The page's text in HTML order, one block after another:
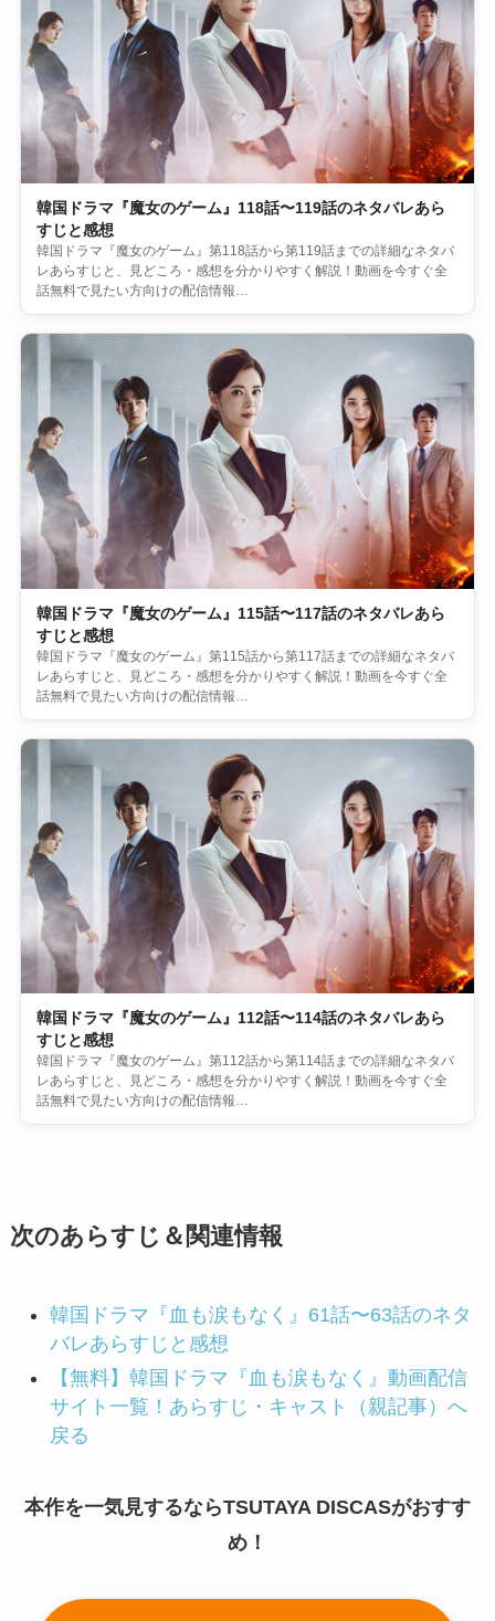
韓国ドラマ『魔女のゲーム』118話〜119話のネタバレあら
すじと感想
韓国ドラマ『魔女のゲーム』第118話から第119話までの詳細なネタバ
レあらすじと、見どころ・感想を分かりやすく解説！動画を今すぐ全
話無料で見たい方向けの配信情報…
韓国ドラマ『魔女のゲーム』115話〜117話のネタバレあら
すじと感想
韓国ドラマ『魔女のゲーム』第115話から第117話までの詳細なネタバ
レあらすじと、見どころ・感想を分かりやすく解説！動画を今すぐ全
話無料で見たい方向けの配信情報…
韓国ドラマ『魔女のゲーム』112話〜114話のネタバレあら
すじと感想
韓国ドラマ『魔女のゲーム』第112話から第114話までの詳細なネタバ
レあらすじと、見どころ・感想を分かりやすく解説！動画を今すぐ全
話無料で見たい方向けの配信情報…
次のあらすじ＆関連情報
韓国ドラマ『血も涙もなく』61話〜63話のネタ
バレあらすじと感想
【無料】韓国ドラマ『血も涙もなく』動画配信
サイト一覧！あらすじ・キャスト（親記事）へ
戻る
本作を一気見するならTSUTAYA DISCASがおすす
め！